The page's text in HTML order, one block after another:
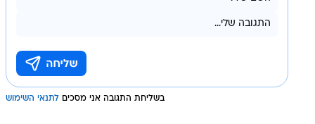
בשליחת התגובה אני מסכים לתנאי השימוש